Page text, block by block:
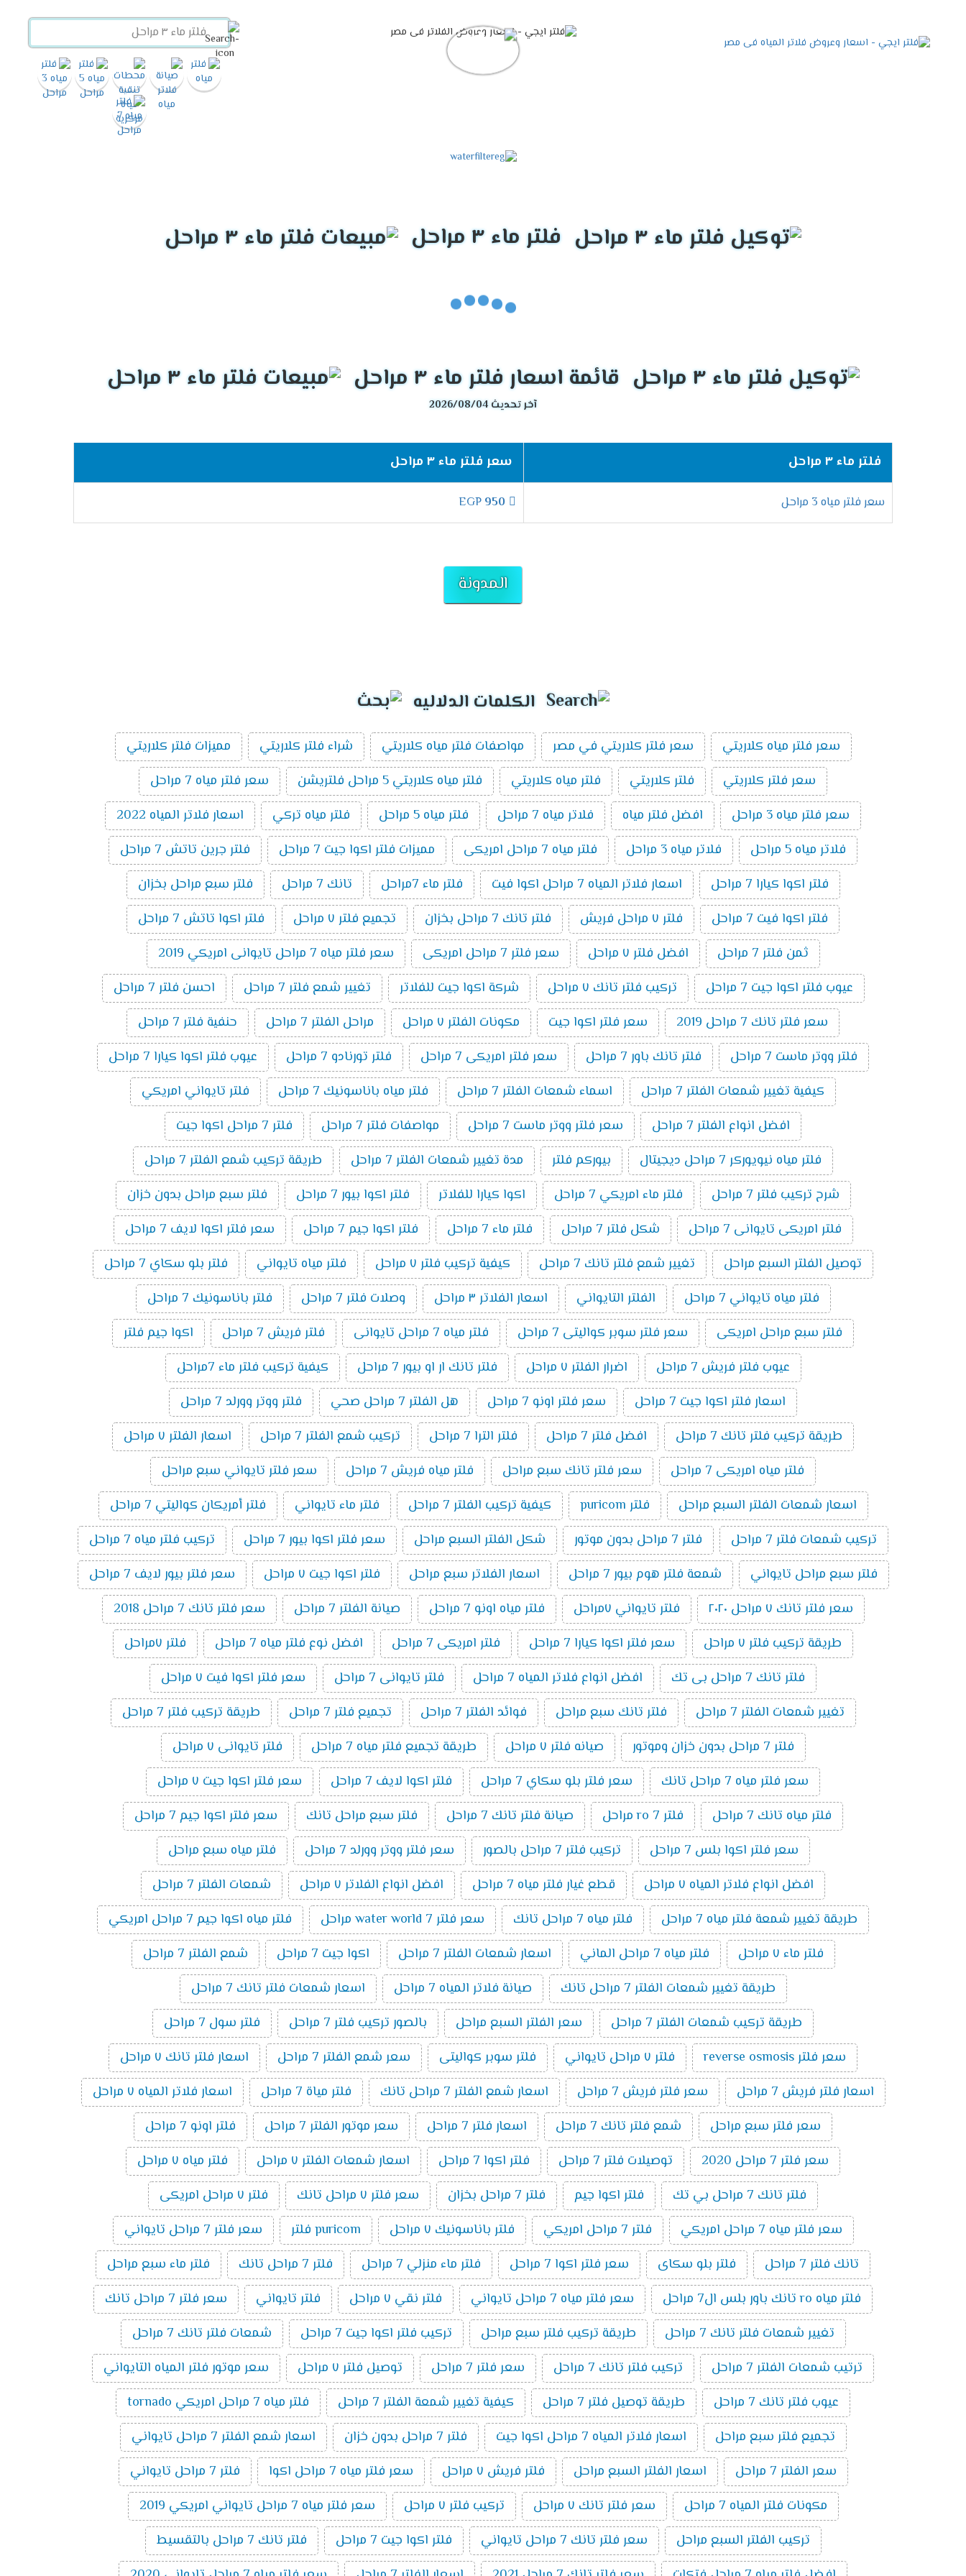
فلتر ماء ٣ مراحل
قائمة اسعار فلتر ماء ٣ مراحل
آخر تحديث 2026/08/04
فلتر ماء ٣ مراحل سعر فلتر ماء ٣ مراحل
سعر فلتر مياه 3 مراحل 950
المدونة
الكلمات الدلاليه
سعر فلتر مياه كلاريتي سعر فلتر كلاريتي في مصر مواصفات فلتر مياه كلاريتي شراء فلتر كلاريتي
مميزات فلتر كلاريتي
سعر فلتر كلاريتي
فلتر كلاريتي فلتر مياه كلاريتي فلتر مياه كلاريتي 5 مراحل فلتريشن
سعر فلتر مياه 7 مراحل
سعر فلتر مياه 3 مراحل
افضل فلتر مياه فلاتر مياه 7 مراحل فلتر مياه 5 مراحل فلتر مياه تركي
اسعار فلاتر المياه 2022
فلاتر مياه 5 مراحل
فلاتر مياه 3 مراحل فلتر مياه 7 مراحل امريكى مميزات فلتر اكوا جيت 7 مراحل
فلتر جرين تاتش 7 مراحل
فلتر اكوا كيارا 7 مراحل
اسعار فلاتر المياه 7 مراحل اكوا فيت فلتر ماء 7مراحل تانك 7 مراحل
فلتر سبع مراحل بخزان
فلتر اكوا فيت 7 مراحل
فلتر ٧ مراحل فريش فلتر تانك 7 مراحل بخزان تجميع فلتر ٧ مراحل
فلتر اكوا تاتش 7 مراحل
ثمن فلتر 7 مراحل
افضل فلتر ٧ مراحل سعر فلتر 7 مراحل امريكى
سعر فلتر مياه 7 مراحل تايوانى امريكي 2019
عيوب فلتر اكوا جيت 7 مراحل
تركيب فلتر تانك ٧ مراحل شركة اكوا جيت للفلاتر تغيير شمع فلتر 7 مراحل
احسن فلتر 7 مراحل
سعر فلتر تانك 7 مراحل 2019
سعر فلتر اكوا جيت مكونات الفلتر ٧ مراحل مراحل الفلتر 7 مراحل
حنفية فلتر 7 مراحل
فلتر ووتر ماست 7 مراحل
فلتر تانك باور 7 مراحل سعر فلتر امريكى 7 مراحل فلتر تورنادو 7 مراحل
عيوب فلتر اكوا كيارا 7 مراحل
كيفية تغيير شمعات الفلتر 7 مراحل
اسماء شمعات الفلتر 7 مراحل فلتر مياه باناسونيك 7 مراحل
فلتر تايواني امريكي
افضل انواع الفلتر 7 مراحل
سعر فلتر ووتر ماست 7 مراحل مواصفات فلتر 7 مراحل
فلتر 7 مراحل اكوا جيت
فلتر مياه نيويوركر 7 مراحل ديجيتال
بيوركم فلتر مدة تغيير شمعات الفلتر 7 مراحل
طريقة تركيب شمع الفلتر 7 مراحل
شرح تركيب فلتر 7 مراحل
فلتر ماء امريكي 7 مراحل اكوا كيارا للفلاتر فلتر اكوا بيور 7 مراحل
فلتر سبع مراحل بدون خزان
فلتر امريكى تايوانى 7 مراحل
شكل فلتر 7 مراحل فلتر ماء 7 مراحل فلتر اكوا جيم 7 مراحل
سعر فلتر اكوا لايف 7 مراحل
توصيل الفلتر السبع مراحل
تغيير شمع فلتر تانك 7 مراحل كيفية تركيب فلتر ٧ مراحل فلتر مياه تايواني
فلتر بلو سكاي 7 مراحل
فلتر مياه تايواني 7 مراحل
الفلتر التايواني اسعار الفلاتر ٣ مراحل وصلات فلتر 7 مراحل
فلتر باناسونيك 7 مراحل
فلتر سبع مراحل امريكى
سعر فلتر سوبر كواليتى 7 مراحل فلتر مياه 7 مراحل تايوانى فلتر فريش 7 مراحل
اكوا جيم فلتر
عيوب فلتر فريش 7 مراحل
اضرار الفلتر ٧ مراحل فلتر تانك ار او بيور 7 مراحل
كيفية تركيب فلتر ماء 7مراحل
اسعار فلتر اكوا جيت 7 مراحل
سعر فلتر اونو 7 مراحل هل الفلتر 7 مراحل صحي
فلتر ووتر وورلد 7 مراحل
طريقة تركيب فلتر تانك 7 مراحل
افضل فلتر 7 مراحل فلتر الترا 7 مراحل تركيب شمع الفلتر 7 مراحل
اسعار الفلتر ٧ مراحل
فلتر مياه امريكى 7 مراحل
سعر فلتر تانك سبع مراحل فلتر مياه فريش 7 مراحل
سعر فلتر تايواني سبع مراحل
اسعار شمعات الفلتر السبع مراحل
فلتر puricom كيفية تركيب الفلتر 7 مراحل فلتر ماء تايواني
فلتر أمريكان كواليتي 7 مراحل
تركيب شمعات فلتر 7 مراحل
فلتر 7 مراحل بدون موتور شكل الفلتر السبع مراحل سعر فلتر اكوا بيور 7 مراحل
تركيب فلتر مياه 7 مراحل
فلتر سبع مراحل تايواني
شمعة فلتر هوم بيور 7 مراحل اسعار الفلاتر سبع مراحل فلتر اكوا جيت ٧ مراحل
سعر فلتر بيور لايف 7 مراحل
سعر فلتر تانك ٧ مراحل ٢٠٢٠
فلتر تايواني ٧مراحل فلتر مياه اونو 7 مراحل صيانة الفلتر 7 مراحل
سعر فلتر تانك 7 مراحل 2018
طريقة تركيب فلتر ٧ مراحل
سعر فلتر اكوا كيارا 7 مراحل فلتر امريكى 7 مراحل افضل نوع فلتر مياه 7 مراحل
فلتر ٧مراحل
فلتر تانك 7 مراحل بى تك
افضل انواع فلاتر المياه 7 مراحل فلتر تايوانى 7 مراحل
سعر فلتر اكوا فيت ٧ مراحل
تغيير شمعات الفلتر 7 مراحل
فلتر تانك سبع مراحل فوائد الفلتر 7 مراحل تجميع فلتر 7 مراحل
طريقة تركيب فلتر 7 مراحل
فلتر 7 مراحل بدون خزان وموتور
صيانه فلتر ٧ مراحل طريقة تجميع فلتر مياه 7 مراحل
فلتر تايوانى ٧ مراحل
سعر فلتر مياه 7 مراحل تانك
سعر فلتر بلو سكاي 7 مراحل فلتر اكوا لايف 7 مراحل
سعر فلتر اكوا جيت ٧ مراحل
فلتر مياه تانك 7 مراحل
فلتر ro 7 مراحل صيانة فلتر تانك 7 مراحل فلتر سبع مراحل تانك
سعر فلتر اكوا جيم 7 مراحل
سعر فلتر اكوا بلس 7 مراحل
تركيب فلتر 7 مراحل بالصور سعر فلتر ووتر وورلد 7 مراحل
فلتر مياه سبع مراحل
افضل انواع فلاتر المياه ٧ مراحل
قطع غيار فلتر مياه 7 مراحل افضل انواع الفلاتر ٧ مراحل
شمعات الفلتر 7 مراحل
طريقة تغيير شمعة فلتر مياه 7 مراحل
فلتر مياه 7 مراحل تانك سعر فلتر water world 7 مراحل
فلتر مياه اكوا جيم 7 مراحل امريكي
فلتر ماء ٧ مراحل
فلتر مياه 7 مراحل الماني اسعار شمعات الفلتر 7 مراحل اكوا جيت 7 مراحل
شمع الفلتر 7 مراحل
طريقة تغيير شمعات الفلتر 7 مراحل تانك
صيانة فلاتر المياه 7 مراحل
اسعار شمعات فلتر تانك 7 مراحل
طريقة تركيب شمعات الفلتر 7 مراحل
سعر الفلتر السبع مراحل بالصور تركيب فلتر 7 مراحل
فلتر سول 7 مراحل
سعر فلتر reverse osmosis
فلتر ٧ مراحل تايواني فلتر سوبر كواليتى سعر شمع الفلتر 7 مراحل
اسعار فلتر تانك ٧ مراحل
اسعار فلتر فريش 7 مراحل
سعر فلتر فريش 7 مراحل اسعار شمع الفلتر 7 مراحل تانك فلتر مياة 7 مراحل
اسعار فلاتر المياه ٧ مراحل
سعر فلتر سبع مراحل
شمع فلتر تانك 7 مراحل اسعار فلتر 7 مراحل سعر موتور الفلتر 7 مراحل
فلتر اونو 7 مراحل
سعر فلتر 7 مراحل 2020
توصيلات فلتر 7 مراحل فلتر اكوا 7 مراحل اسعار شمعات الفلتر ٧ مراحل
فلتر مياه ٧ مراحل
فلتر تانك 7 مراحل بي تك
فلتر اكوا جيم فلتر 7 مراحل بخزان سعر فلتر ٧ مراحل تانك
فلتر ٧ مراحل امريكى
سعر فلتر مياه 7 مراحل امريكي
فلتر 7 مراحل امريكي فلتر باناسونيك ٧ مراحل puricom فلتر
سعر فلتر 7 مراحل تايواني
تانك فلتر 7 مراحل
فلتر بلو سكاى سعر فلتر اكوا 7 مراحل فلتر ماء منزلي 7 مراحل فلتر 7 مراحل تانك
فلتر ماء سبع مراحل
فلتر مياه ro تانك باور بلس ال7 مراحل
سعر فلتر مياه 7 مراحل تايواني فلتر نقي ٧ مراحل فلتر تايواني
سعر فلتر 7 مراحل تانك
تغيير شمعات فلتر تانك 7 مراحل
طريقة تركيب فلتر سبع مراحل تركيب فلتر اكوا جيت 7 مراحل
شمعات فلتر تانك 7 مراحل
ترتيب شمعات الفلتر 7 مراحل
تركيب فلتر تانك 7 مراحل سعر فلتر 7 مراحل توصيل فلتر ٧ مراحل
سعر موتور فلتر المياه التايواني
عيوب فلتر تانك 7 مراحل
طريقة توصيل فلتر 7 مراحل كيفية تغيير شمعة الفلتر 7 مراحل
فلتر مياه 7 مراحل امريكي tornado
تجميع فلتر سبع مراحل
اسعار فلاتر المياه 7 مراحل اكوا جيت فلتر 7 مراحل بدون خزان
اسعار شمع الفلتر 7 مراحل تايواني
سعر الفلتر 7 مراحل
اسعار الفلتر السبع مراحل فلتر فريش ٧ مراحل سعر فلتر مياه 7 مراحل اكوا
فلتر 7 مراحل تايواني
مكونات فلتر المياه 7 مراحل
سعر فلتر تانك ٧ مراحل تركيب فلتر ٧ مراحل
سعر فلتر مياه 7 مراحل تايواني امريكي 2019
تركيب الفلتر السبع مراحل
سعر فلتر تانك 7 مراحل تايواني فلتر اكوا جيت 7 مراحل
فلتر تانك 7 مراحل بالتقسيط